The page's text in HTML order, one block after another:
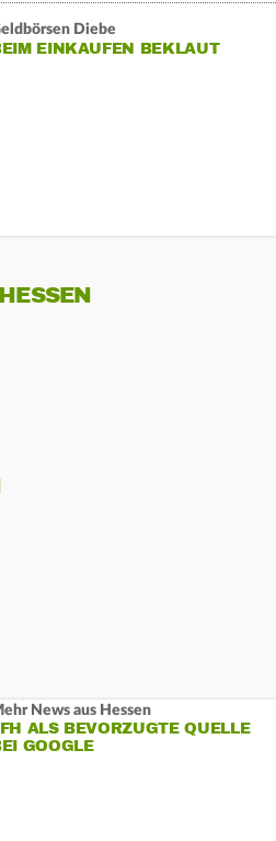
Diebe
EINKAUFEN BEKLAUT
News aus Hessen
ALS BEVORZUGTE QUELLE
GOOGLE